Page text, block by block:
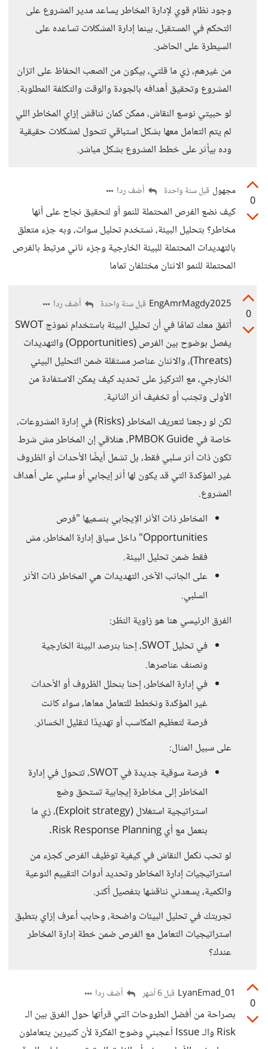
وجود نظام قوي لإدارة المخاطر يساعد مدير المشروع على
التحكم في المستقبل، بينما إدارة المشكلات تساعده على
السيطرة على الحاضر.
من غيرهم، زي ما قلتي، بيكون من الصعب الحفاظ على اتزان
المشروع وتحقيق أهدافه بالجودة والوقت والتكلفة المطلوبة.
لو حبيتي نوسع النقاش، ممكن كمان نناقش إزاي المخاطر اللي
لم يتم التعامل معها بشكل استباقي تتحول لمشكلات حقيقية
وده بيأثر على خطط المشروع بشكل مباشر.
0
مجهول قبل سنة واحدة أضف ردا
كيف نضع الفرص المحتملة للنمو أو لتحقيق نجاح على أنها
مخاطر؟ بتحليل البيئة، نستخدم تحليل سوات، وبه جزء متعلق
بالتهديدات المحتملة للبيئة الخارجية وجزء ثاني مرتبط بالفرص
المحتملة للنمو الاثنان مختلفان تماما
0
EngAmrMagdy2025 قبل سنة واحدة أضف ردا
أتفق معك تمامًا في أن تحليل البيئة باستخدام نموذج SWOT
يفصل بوضوح بين الفرص (Opportunities) والتهديدات
(Threats)، والاثنان عناصر مستقلة ضمن التحليل البيئي
الخارجي، مع التركيز على تحديد كيف يمكن الاستفادة من
الأولى وتجنب أو تخفيف أثر الثانية.
لكن لو رجعنا لتعريف المخاطر (Risks) في إدارة المشروعات،
خاصة في PMBOK Guide، هنلاقي إن المخاطر مش شرط
تكون ذات أثر سلبي فقط، بل تشمل أيضًا الأحداث أو الظروف
غير المؤكدة التي قد يكون لها أثر إيجابي أو سلبي على أهداف
المشروع.
المخاطر ذات الأثر الإيجابي بنسميها "فرص
Opportunities" داخل سياق إدارة المخاطر، مش
فقط ضمن تحليل البيئة.
على الجانب الآخر، التهديدات هي المخاطر ذات الأثر
السلبي.
الفرق الرئيسي هنا هو زاوية النظر:
في تحليل SWOT، إحنا بنرصد البيئة الخارجية
ونصنف عناصرها.
في إدارة المخاطر، إحنا بنحلل الظروف أو الأحداث
غير المؤكدة ونخطط للتعامل معاها، سواء كانت
فرصة لتعظيم المكاسب أو تهديدًا لتقليل الخسائر.
على سبيل المثال:
فرصة سوقية جديدة في SWOT، تتحول في إدارة
المخاطر إلى مخاطرة إيجابية تستحق وضع
استراتيجية استغلال (Exploit strategy)، زي ما
بنعمل مع أي Risk Response Planning.
لو تحب نكمل النقاش في كيفية توظيف الفرص كجزء من
استراتيجيات إدارة المخاطر وتحديد أدوات التقييم النوعية
والكمية، يسعدني نناقشها بتفصيل أكثر.
تجربتك في تحليل البيئات واضحة، وحابب أعرف إزاي بتطبق
استراتيجيات التعامل مع الفرص ضمن خطة إدارة المخاطر
عندك؟
0
LyanEmad_01 قبل 6 أشهر أضف ردا
بصراحة من أفضل الطروحات التي قرأتها حول الفرق بين الـ
Risk والـ Issue أعجبني وضوح الفكرة لأن كثيرين يتعاملون